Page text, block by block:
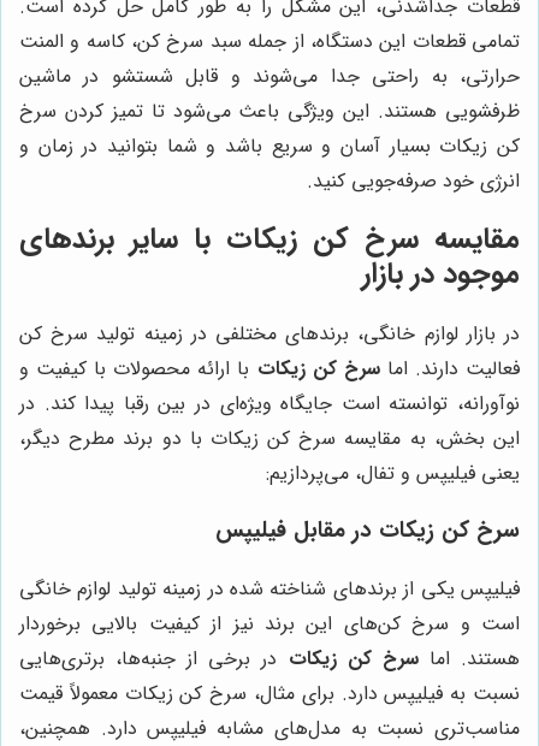
قطعات جداشدنی، این مشکل را به طور کامل حل کرده است.
تمامی قطعات این دستگاه، از جمله سبد سرخ کن، کاسه و المنت
حرارتی، به راحتی جدا می‌شوند و قابل شستشو در ماشین
ظرفشویی هستند. این ویژگی باعث می‌شود تا تمیز کردن سرخ
کن زیکات بسیار آسان و سریع باشد و شما بتوانید در زمان و
انرژی خود صرفه‌جویی کنید.
مقایسه سرخ کن زیکات با سایر برندهای
موجود در بازار
در بازار لوازم خانگی، برندهای مختلفی در زمینه تولید سرخ کن
فعالیت دارند. اماسرخ کن زیکات با ارائه محصولات با کیفیت و
نوآورانه، توانسته است جایگاه ویژه‌ای در بین رقبا پیدا کند. در
این بخش، به مقایسه سرخ کن زیکات با دو برند مطرح دیگر،
یعنی فیلیپس و تفال، می‌پردازیم:
سرخ کن زیکات در مقابل فیلیپس
فیلیپس یکی از برندهای شناخته شده در زمینه تولید لوازم خانگی
است و سرخ کن‌های این برند نیز از کیفیت بالایی برخوردار
هستند. اماسرخ کن زیکات در برخی از جنبه‌ها، برتری‌هایی
نسبت به فیلیپس دارد. برای مثال، سرخ کن زیکات معمولاً قیمت
مناسب‌تری نسبت به مدل‌های مشابه فیلیپس دارد. همچنین،